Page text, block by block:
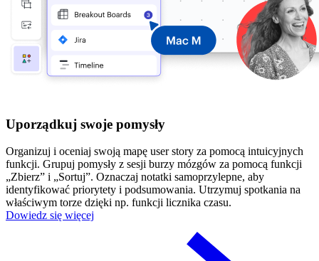
Uporządkuj swoje pomysły
Organizuj i oceniaj swoją mapę user story za pomocą intuicyjnych
funkcji. Grupuj pomysły z sesji burzy mózgów za pomocą funkcji
„Zbierz” i „Sortuj”. Oznaczaj notatki samoprzylepne, aby
identyfikować priorytety i podsumowania. Utrzymuj spotkania na
właściwym torze dzięki np. funkcji licznika czasu.
Dowiedz się więcej